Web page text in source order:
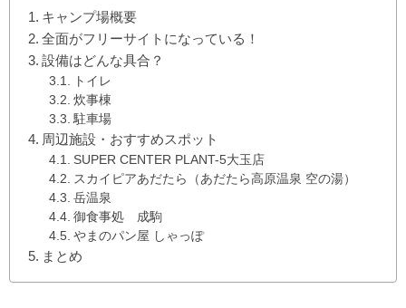
キャンプ場概要
全面がフリーサイトになっている！
設備はどんな具合？
トイレ
炊事棟
駐車場
周辺施設・おすすめスポット
SUPER CENTER PLANT-5大玉店
スカイピアあだたら（あだたら高原温泉 空の湯）
岳温泉
御食事処 成駒
やまのパン屋 しゃっぽ
まとめ